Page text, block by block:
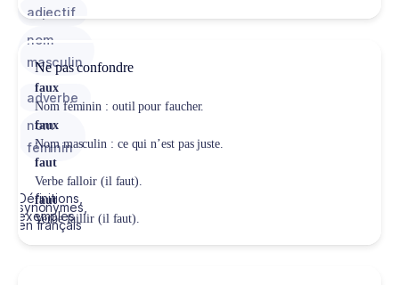
adjectif
nom
masculin
adverbe
nom
féminin
Définitions,
synonymes,
exemples
en français
Ne pas confondre
faux
Nom féminin : outil pour faucher.
faux
Nom masculin : ce qui n’est pas juste.
faut
Verbe falloir (il faut).
faut
Verbe faillir (il faut).